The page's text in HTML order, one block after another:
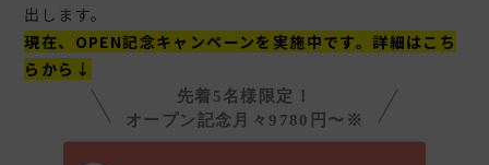
出します。
現在、OPEN記念キャンペーンを実施中です。詳細はこち
らから↓
先着5名様限定！
オープン記念月々9780円〜※